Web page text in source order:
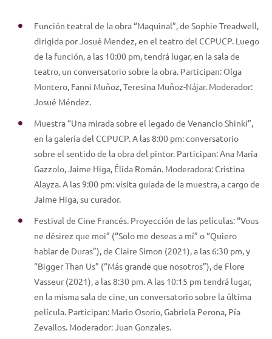
Función teatral de la obra “Maquinal”, de Sophie Treadwell,
dirigida por Josué Mendez, en el teatro del CCPUCP. Luego
de la función, a las 10:00 pm, tendrá lugar, en la sala de
teatro, un conversatorio sobre la obra. Participan: Olga
Montero, Fanni Muñoz, Teresina Muñoz-Nájar. Moderador:
Josué Méndez.
Muestra “Una mirada sobre el legado de Venancio Shinki”,
en la galería del CCPUCP. A las 8:00 pm: conversatorio
sobre el sentido de la obra del pintor. Participan: Ana María
Gazzolo, Jaime Higa, Élida Román. Moderadora: Cristina
Alayza. A las 9:00 pm: visita guiada de la muestra, a cargo de
Jaime Higa, su curador.
Festival de Cine Francés. Proyección de las películas: “Vous
ne désirez que moi” (“Solo me deseas a mí” o “Quiero
hablar de Duras”), de Claire Simon (2021), a las 6:30 pm, y
“Bigger Than Us” (“Más grande que nosotros”), de Flore
Vasseur (2021), a las 8:30 pm. A las 10:15 pm tendrá lugar,
en la misma sala de cine, un conversatorio sobre la última
película. Participan: Mario Osorio, Gabriela Perona, Pía
Zevallos. Moderador: Juan Gonzales.